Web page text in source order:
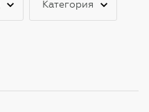
Категория